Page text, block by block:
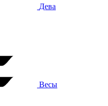
Дева
Весы